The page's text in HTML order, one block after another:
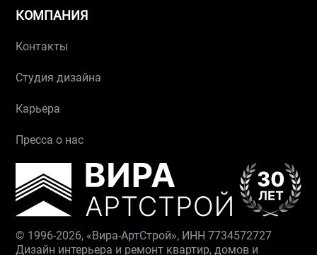
КОМПАНИЯ
Контакты
Студия дизайна
Карьера
Пресса о нас
© 1996-2026, «Вира-АртСтрой», ИНН 7734572727
Дизайн интерьера и ремонт квартир, домов и